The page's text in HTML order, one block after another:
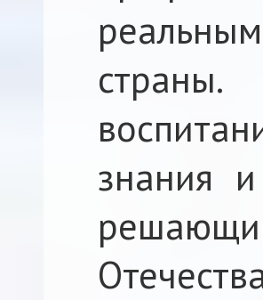
знания